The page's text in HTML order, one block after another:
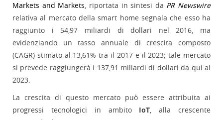
Markets and Markets, riportata in sintesi da PR Newswire
relativa al mercato della smart home segnala che esso ha
raggiunto i 54,97 miliardi di dollari nel 2016, ma
evidenziando un tasso annuale di crescita composto
(CAGR) stimato al 13,61% tra il 2017 e il 2023; tale mercato
si prevede raggiungerà i 137,91 miliardi di dollari da qui al
2023.
La crescita di questo mercato può essere attribuita ai
progressi tecnologici in ambito IoT, alla crescente